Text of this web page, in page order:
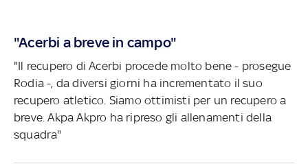
"Acerbi a breve in campo"
"Il recupero di Acerbi procede molto bene - prosegue
Rodia -, da diversi giorni ha incrementato il suo
recupero atletico. Siamo ottimisti per un recupero a
breve. Akpa Akpro ha ripreso gli allenamenti della
squadra"